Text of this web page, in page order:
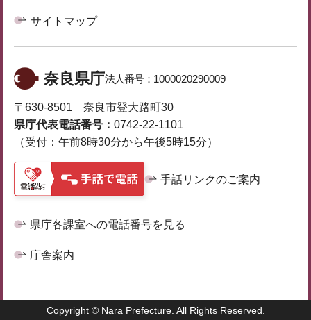
サイトマップ
奈良県庁法人番号： 1000020290009
〒630-8501 奈良市登大路町30
県庁代表電話番号： 0742-22-1101
（受付：午前8時30分から午後5時15分）
手話リンクのご案内
県庁各課室への電話番号を見る
庁舎案内
Copyright © Nara Prefecture. All Rights Reserved.